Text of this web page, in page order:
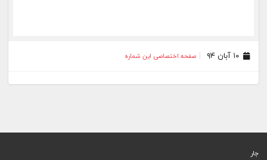
۱۰ آبان ۹۴ صفحه اختصاصی این شماره
جار